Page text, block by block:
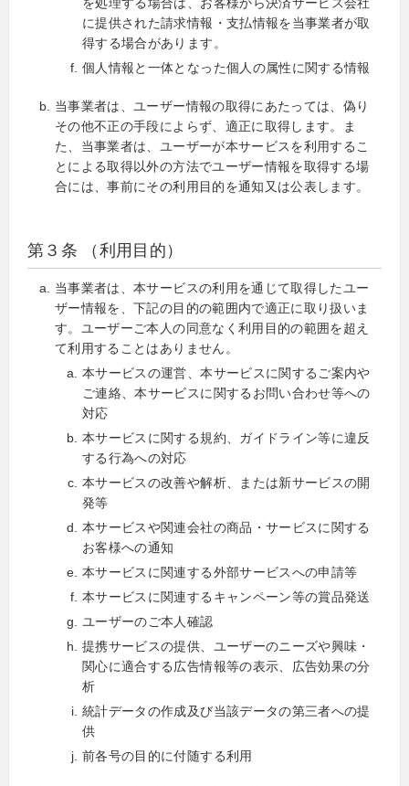
に提供された請求情報・支払情報を当事業者が取
得する場合があります。
個人情報と一体となった個人の属性に関する情報
当事業者は、ユーザー情報の取得にあたっては、偽り
その他不正の手段によらず、適正に取得します。ま
た、当事業者は、ユーザーが本サービスを利用するこ
とによる取得以外の方法でユーザー情報を取得する場
合には、事前にその利用目的を通知又は公表します。
第３条 （利用目的）
当事業者は、本サービスの利用を通じて取得したユー
ザー情報を、下記の目的の範囲内で適正に取り扱いま
す。ユーザーご本人の同意なく利用目的の範囲を超え
て利用することはありません。
本サービスの運営、本サービスに関するご案内や
ご連絡、本サービスに関するお問い合わせ等への
対応
本サービスに関する規約、ガイドライン等に違反
する行為への対応
本サービスの改善や解析、または新サービスの開
発等
本サービスや関連会社の商品・サービスに関する
お客様への通知
本サービスに関連する外部サービスへの申請等
本サービスに関連するキャンペーン等の賞品発送
ユーザーのご本人確認
提携サービスの提供、ユーザーのニーズや興味・
関心に適合する広告情報等の表示、広告効果の分
析
統計データの作成及び当該データの第三者への提
供
前各号の目的に付随する利用